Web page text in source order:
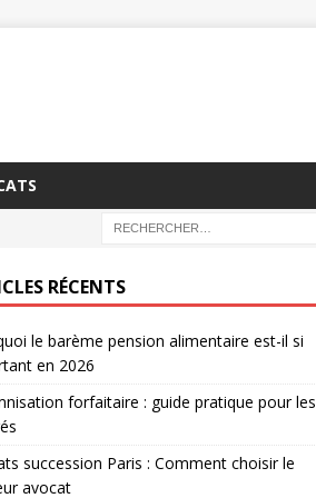
RÉCENTS
le barème pension alimentaire est-il si
en 2026
forfaitaire : guide pratique pour les
succession Paris : Comment choisir le
avocat